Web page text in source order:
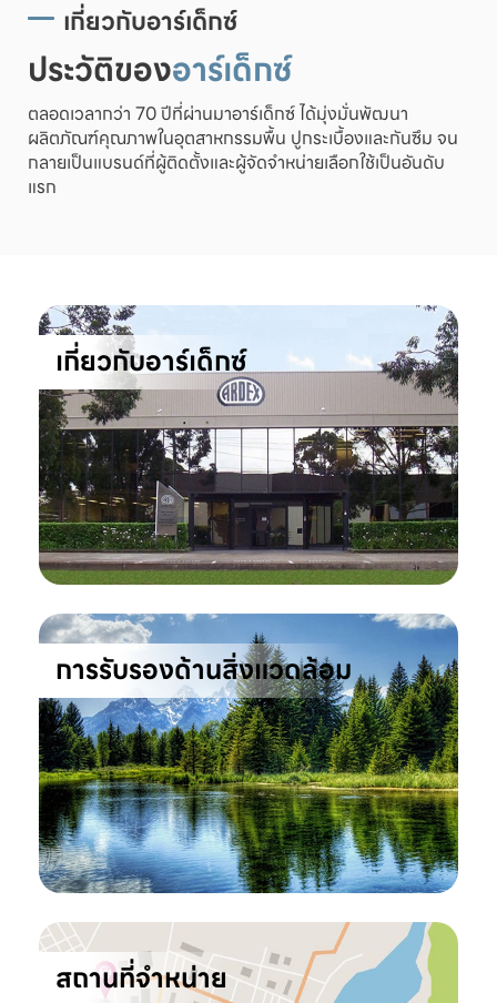
เกี่ยวกับอาร์เด็กซ์
ประวัติของอาร์เด็กซ์
ตลอดเวลากว่า 70 ปีที่ผ่านมาอาร์เด็กซ์ ได้มุ่งมั่นพัฒนา
ผลิตภัณฑ์คุณภาพในอุตสาหกรรมพื้น ปูกระเบื้องและกันซึม จน
กลายเป็นแบรนด์ที่ผู้ติดตั้งและผู้จัดจำหน่ายเลือกใช้เป็นอันดับ
แรก
เกี่ยวกับอาร์เด็กซ์
การรับรองด้านสิ่งแวดล้อม
สถานที่จำหน่าย